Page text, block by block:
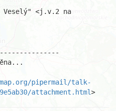
Veselý" <j.v.2 na
pipermail/talk-
attachment.html>